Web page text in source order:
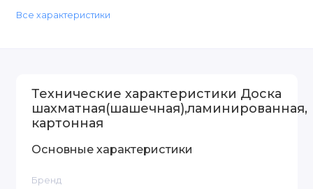
Все характеристики
Технические характеристики Доска
шахматная(шашечная),ламинированная,
картонная
Основные характеристики
Бренд